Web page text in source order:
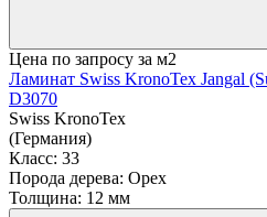
Цена по запросу за м2
Ламинат Swiss KronoTex Jangal
D3070
Swiss KronoTex
(Германия)
Класс: 33
Порода дерева: Орех
Толщина: 12 мм